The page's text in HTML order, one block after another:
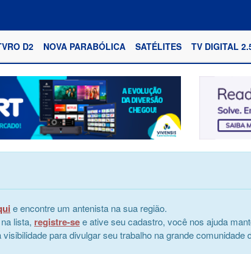
D2 NOVA PARABÓLICA SATÉLITES TV DIGITAL
e encontre um antenista na sua região.
lista, registre-see ative seu cadastro, você nos ajuda
para divulgar seu trabalho na grande comunidade